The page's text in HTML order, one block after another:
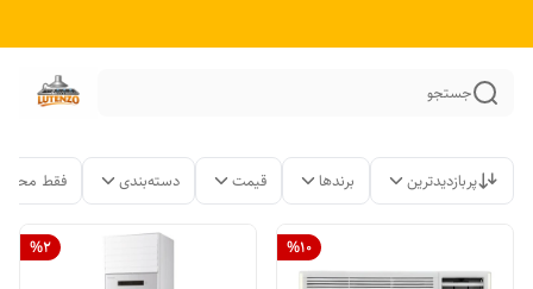
جستجو
پربازدیدترین برندها قیمت دسته‌بندی فقط
%10
%2